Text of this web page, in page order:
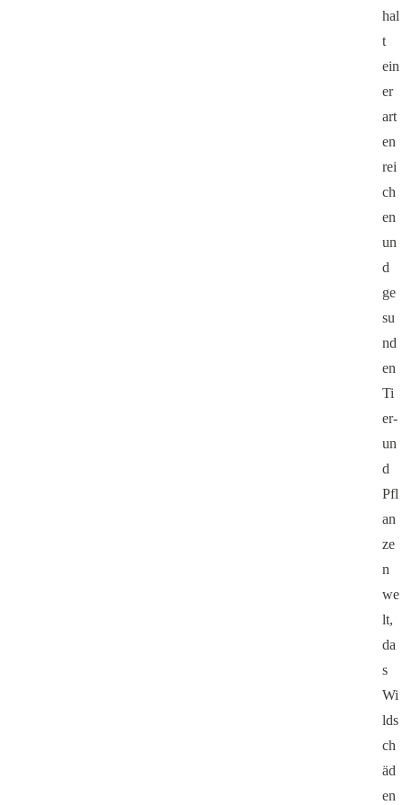
hal
t
ein
er
art
en
rei
ch
en
un
d
ge
su
nd
en
Ti
er-
un
d
Pfl
an
ze
n
we
lt,
da
s
Wi
lds
ch
äd
en